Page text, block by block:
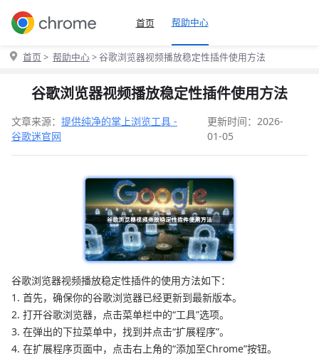
首页 帮助中心
首页 > 帮助中心> 谷歌浏览器视频播放稳定性插件使用方法
谷歌浏览器视频播放稳定性插件使用方法
文章来源： 提供纯净的掌上浏览工具 -
谷歌迷官网
更新时间：2026-
01-05
谷歌浏览器视频播放稳定性插件的使用方法如下：
1. 首先，确保你的谷歌浏览器已经更新到最新版本。
2. 打开谷歌浏览器，点击菜单栏中的“工具”选项。
3. 在弹出的下拉菜单中，找到并点击“扩展程序”。
4. 在扩展程序页面中，点击右上角的“添加至Chrome”按钮。